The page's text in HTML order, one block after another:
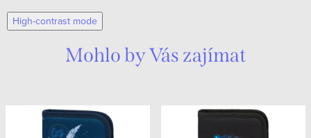
High-contrast mode
Mohlo by Vás zajímat